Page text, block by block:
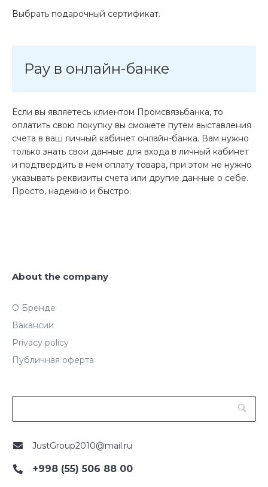
Выбрать подарочный сертификат.
Pay в онлайн-банке
Если вы являетесь клиентом Промсвязьбанка, то
оплатить свою покупку вы сможете путем выставления
счета в ваш личный кабинет онлайн-банка. Вам нужно
только знать свои данные для входа в личный кабинет
и подтвердить в нем оплату товара, при этом не нужно
указывать реквизиты счета или другие данные о себе.
Просто, надежно и быстро.
About the company
О Бренде
Вакансии
Privacy policy
Публичная оферта
JustGroup2010@mail.ru
+998 (55) 506 88 00